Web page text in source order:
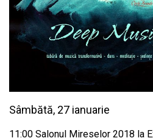
Sâmbătă, 27 ianuarie
11:00 Salonul Mireselor 2018 la